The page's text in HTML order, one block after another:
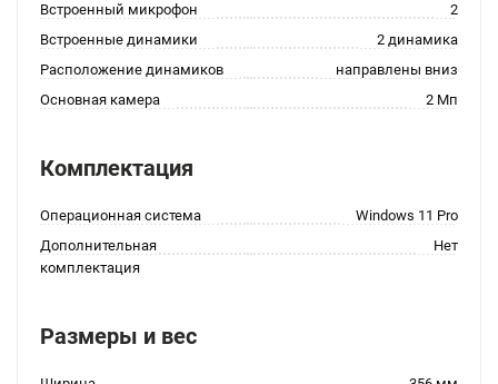
Встроенный микрофон
2
Встроенные динамики
2 динамика
Расположение динамиков
направлены вниз
Основная камера
2 Мп
Комплектация
Операционная система
Windows 11 Pro
Дополнительная
комплектация
Нет
Размеры и вес